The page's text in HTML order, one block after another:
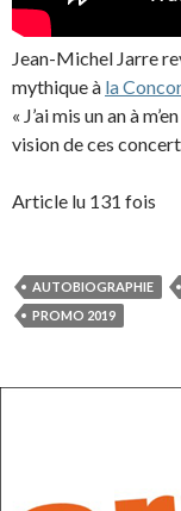
Jean-Michel Jarre
mythique à la
« J’ai mis un an à
vision de ces
Article lu 131 fois
AUTOBIOGRAPHIE
PROMO 2019